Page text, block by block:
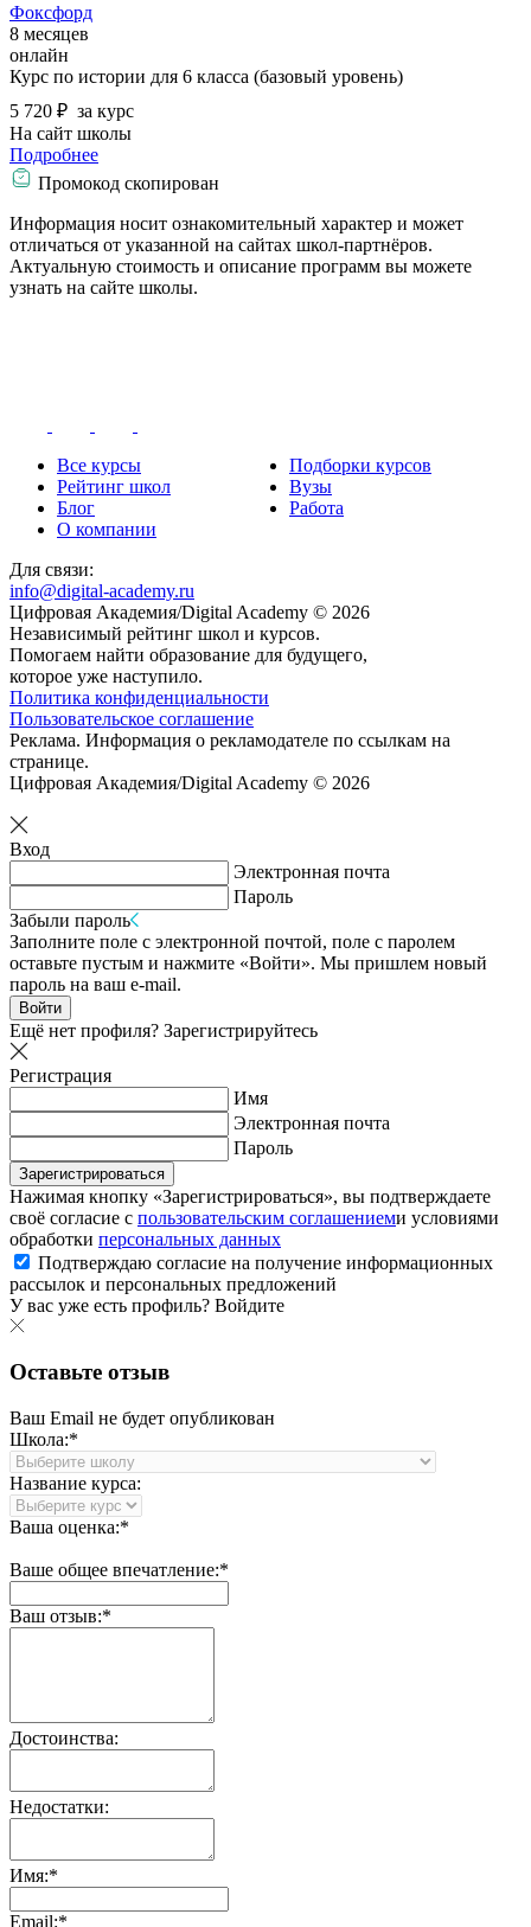
Фоксфорд
8 месяцев
онлайн
Курс по истории для 6 класса (базовый уровень)
5 720 ₽ за курс
На сайт школы
Подробнее
Промокод скопирован
Информация носит ознакомительный характер и может
отличаться от указанной на сайтах школ-партнёров.
Актуальную стоимость и описание программ вы можете
узнать на сайте школы.
Все курсы
Подборки курсов
Рейтинг школ
Вузы
Блог
Работа
О компании
Для связи:
info@digital-academy.ru
Цифровая Академия/Digital Academy © 2026
Независимый рейтинг школ и курсов.
Помогаем найти образование для будущего,
которое уже наступило.
Политика конфиденциальности
Пользовательское соглашение
Реклама. Информация о рекламодателе по ссылкам на
странице.
Цифровая Академия/Digital Academy © 2026
Вход
Электронная почта
Пароль
Забыли пароль
Заполните поле с электронной почтой, поле с паролем
оставьте пустым и нажмите «Войти». Мы пришлем новый
пароль на ваш e-mail.
Войти
Ещё нет профиля? Зарегистрируйтесь
Регистрация
Имя
Электронная почта
Пароль
Зарегистрироваться
Нажимая кнопку «Зарегистрироваться», вы подтверждаете
своё согласие с пользовательским соглашениеми условиями
обработки персональных данных
Подтверждаю согласие на получение информационных
рассылок и персональных предложений
У вас уже есть профиль? Войдите
Оставьте отзыв
Ваш Email не будет опубликован
Школа:*
Название курса:
Ваша оценка:*
Ваше общее впечатление:*
Ваш отзыв:*
Достоинства:
Недостатки:
Имя:*
Email:*